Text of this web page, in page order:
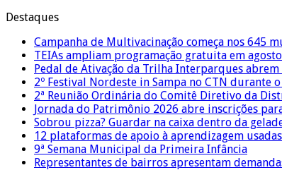
Destaques
Campanha de Multivacinação começa nos 645
TEIAs ampliam programação gratuita em
Pedal de Ativação da Trilha Interparques
2º Festival Nordeste in Sampa no CTN durante
2ª Reunião Ordinária do Comitê Diretivo da
Jornada do Patrimônio 2026 abre inscrições
Sobrou pizza? Guardar na caixa dentro da
12 plataformas de apoio à aprendizagem
9ª Semana Municipal da Primeira Infância
Representantes de bairros apresentam